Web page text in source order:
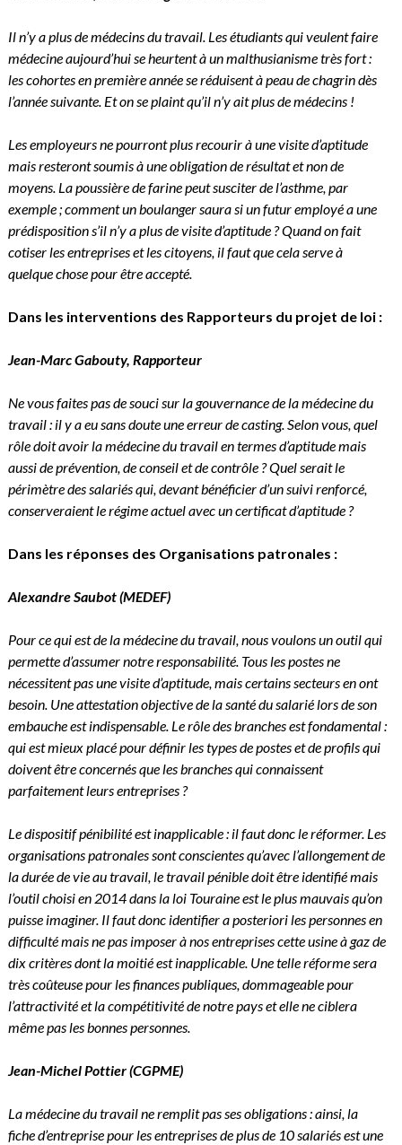
Il n’y a plus de médecins du travail. Les étudiants qui veulent faire
médecine aujourd’hui se heurtent à un malthusianisme très fort :
les cohortes en première année se réduisent à peau de chagrin dès
l’année suivante. Et on se plaint qu’il n’y ait plus de médecins !
Les employeurs ne pourront plus recourir à une visite d’aptitude
mais resteront soumis à une obligation de résultat et non de
moyens. La poussière de farine peut susciter de l’asthme, par
exemple ; comment un boulanger saura si un futur employé a une
prédisposition s’il n’y a plus de visite d’aptitude ? Quand on fait
cotiser les entreprises et les citoyens, il faut que cela serve à
quelque chose pour être accepté.
Dans les interventions des Rapporteurs du projet de loi :
Jean-Marc Gabouty, Rapporteur
Ne vous faites pas de souci sur la gouvernance de la médecine du
travail : il y a eu sans doute une erreur de casting. Selon vous, quel
rôle doit avoir la médecine du travail en termes d’aptitude mais
aussi de prévention, de conseil et de contrôle ? Quel serait le
périmètre des salariés qui, devant bénéficier d’un suivi renforcé,
conserveraient le régime actuel avec un certificat d’aptitude ?
Dans les réponses des Organisations patronales :
Alexandre Saubot(MEDEF)
Pour ce qui est de la médecine du travail, nous voulons un outil qui
permette d’assumer notre responsabilité. Tous les postes ne
nécessitent pas une visite d’aptitude, mais certains secteurs en ont
besoin. Une attestation objective de la santé du salarié lors de son
embauche est indispensable. Le rôle des branches est fondamental :
qui est mieux placé pour définir les types de postes et de profils qui
doivent être concernés que les branches qui connaissent
parfaitement leurs entreprises ?
Le dispositif pénibilité est inapplicable : il faut donc le réformer. Les
organisations patronales sont conscientes qu’avec l’allongement de
la durée de vie au travail, le travail pénible doit être identifié mais
l’outil choisi en 2014 dans la loi Touraine est le plus mauvais qu’on
puisse imaginer. Il faut donc identifier a posteriori les personnes en
difficulté mais ne pas imposer à nos entreprises cette usine à gaz de
dix critères dont la moitié est inapplicable. Une telle réforme sera
très coûteuse pour les finances publiques, dommageable pour
l’attractivité et la compétitivité de notre pays et elle ne ciblera
même pas les bonnes personnes.
Jean-Michel Pottier(CGPME)
La médecine du travail ne remplit pas ses obligations : ainsi, la
fiche d’entreprise pour les entreprises de plus de 10 salariés est une